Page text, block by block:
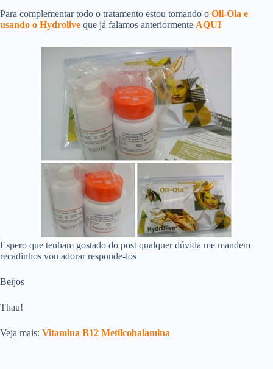
Para complementar todo o tratamento estou tomando o Oli-Ola e
usando o Hydrolive que já falamos anteriormente AQUI
Espero que tenham gostado do post qualquer dúvida me mandem
recadinhos vou adorar responde-los
Beijos
Thau!
Veja mais: Vitamina B12 Metilcobalamina